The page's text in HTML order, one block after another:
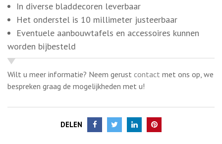
Wilt u meer informatie? Neem gerustcontact
bespreken graag de mogelijkheden met u!
Meer